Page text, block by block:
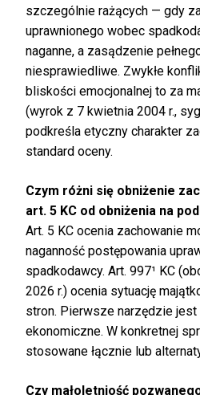
szczególnie rażących — gdy
uprawnionego wobec
naganne, a zasądzenie
niesprawiedliwe. Zwykłe
bliskości emocjonalnej to za
(wyrok z 7 kwietnia 2004 r.,
podkreśla etyczny charakter
standard oceny.
Czym różni się obniżenie
art. 5 KC od obniżenia na
Art. 5 KC ocenia zachowanie
naganność postępowania
spadkodawcy. Art. 997¹ KC
2026 r.) ocenia sytuację
stron. Pierwsze narzędzie jest
ekonomiczne. W konkretnej
stosowane łącznie lub
Czy małoletniość